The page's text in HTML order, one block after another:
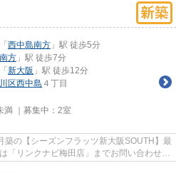
「 西中島南方 」駅 徒歩5分
南方 」駅 徒歩7分
「 新大阪 」駅 徒歩12分
区西中島 ４丁目
｜募集中： 2室
の【シーズンフラッツ新大阪SOUTH】最
「リンクナビ梅田店」までお問い合わせ下